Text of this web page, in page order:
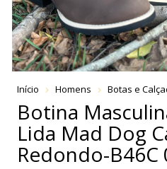
Início Homens Botas e
Botina
Lida Mad Dog
Redondo-B46C